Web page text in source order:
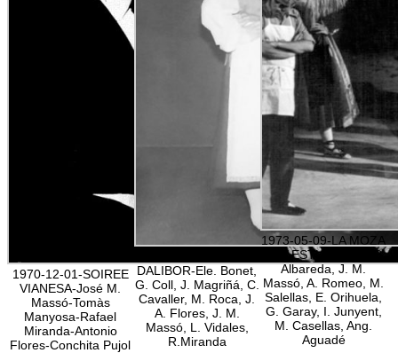
1970-12-01-SOIREE
VIANESA-José M.
Massó-Tomàs
Manyosa-Rafael
Miranda-Antonio
Flores-Conchita Pujol
DALIBOR-Ele. Bonet,
G. Coll, J. Magriñá, C.
Cavaller, M. Roca, J.
A. Flores, J. M.
Massó, L. Vidales,
R.Miranda
1973-05-09-LA MOZA
Y EL ESTUDIANTE-B.
Albareda, J. M.
Massó, A. Romeo, M.
Salellas, E. Orihuela,
G. Garay, I. Junyent,
M. Casellas, Ang.
Aguadé